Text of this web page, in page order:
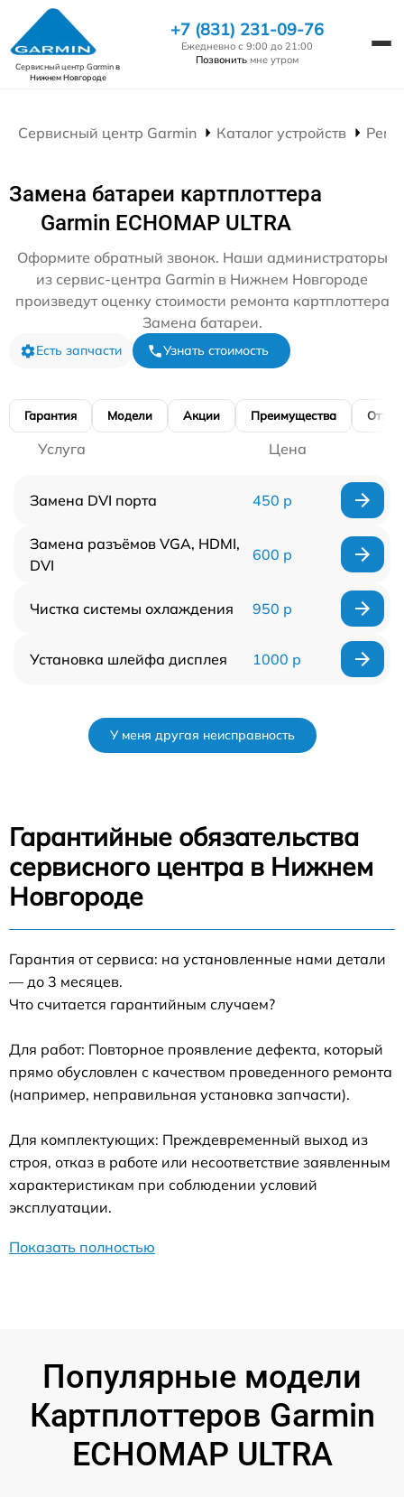
Сервисный центр Garminв
Нижнем Новгороде
+7 (831) 231-09-76
Ежедневно с 9:00 до 21:00
Позвонить мне утром
Сервисный центр Garmin Каталог устройств
Замена батареи картплоттера
Garmin ECHOMAP ULTRA
Оформите обратный звонок. Наши администраторы
из сервис-центра Garmin в Нижнем Новгороде
произведут оценку стоимости ремонта картплоттера
Замена батареи.
Есть запчасти Узнать стоимость
Гарантия Модели Акции Преимущества
Услуга Цена
Замена DVI порта 450 р
Замена разъёмов VGA, HDMI,
DVI
600 р
Чистка системы охлаждения 950 р
Установка шлейфа дисплея 1000 р
У меня другая неисправность
Гарантийные обязательства
сервисного центра в Нижнем
Новгороде
Гарантия от сервиса: на установленные нами детали
— до 3 месяцев.
Что считается гарантийным случаем?
Для работ: Повторное проявление дефекта, который
прямо обусловлен с качеством проведенного ремонта
(например, неправильная установка запчасти).
Для комплектующих: Преждевременный выход из
строя, отказ в работе или несоответствие заявленным
характеристикам при соблюдении условий
эксплуатации.
Показать полностью
Популярные модели
Картплоттеров Garmin
ECHOMAP ULTRA